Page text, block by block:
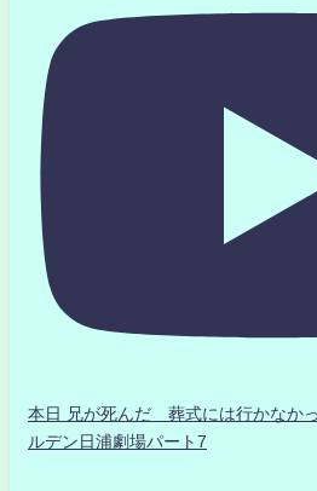
本日 兄が死んだ 葬式には行かな
ルデン日浦劇場パート7